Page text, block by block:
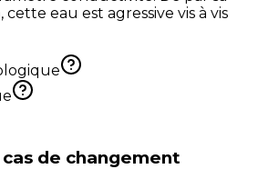
eau est agressive vis à vis
de changement